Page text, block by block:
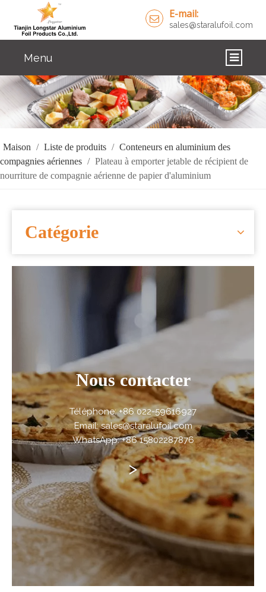
E-mail:
sales@staralufoil.com
Menu
DOMICILE
DES PRODUITS
À PROPOS DE NOUS
Maison / Liste de produits / Conteneurs en aluminium des
compagnies aériennes / Plateau à emporter jetable de récipient de
nourriture de compagnie aérienne de papier d'aluminium
Catégorie
Nous contacter
Téléphone: +86 022-59616927
Email: sales@staralufoil.com
WhatsApp: +86 15802287876
>